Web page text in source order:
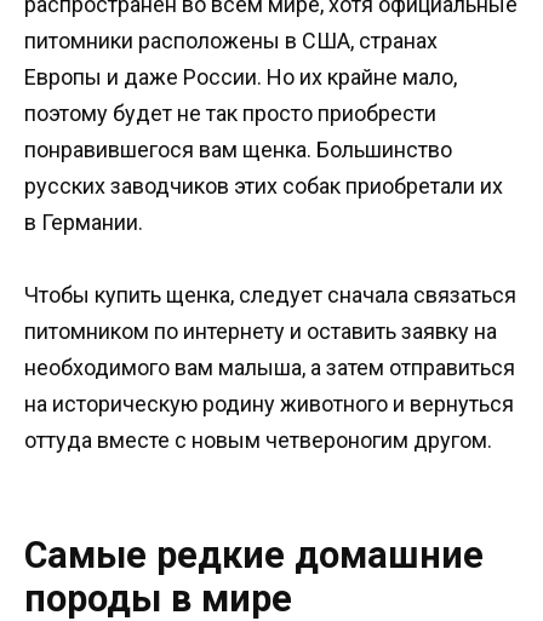
питомники расположены в США, странах
Европы и даже России. Но их крайне мало,
поэтому будет не так просто приобрести
понравившегося вам щенка. Большинство
русских заводчиков этих собак приобретали их
в Германии.
Чтобы купить щенка, следует сначала связаться
питомником по интернету и оставить заявку на
необходимого вам малыша, а затем отправиться
на историческую родину животного и вернуться
оттуда вместе с новым четвероногим другом.
Самые редкие домашние
породы в мире